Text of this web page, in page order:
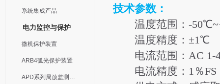
系统集成产品
电力监控与保护
微机保护装置
ARB4弧光保护装置
APD系列局放监测装置
技术参数：
温度范围：-
温度精度：±1℃
电流范围：AC 1-
电流精度：1％FS